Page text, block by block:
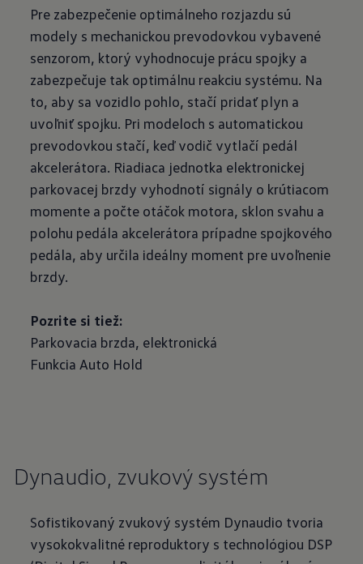
Pre zabezpečenie optimálneho rozjazdu sú
modely s mechanickou prevodovkou vybavené
senzorom, ktorý vyhodnocuje prácu spojky a
zabezpečuje tak optimálnu reakciu systému. Na
to, aby sa vozidlo pohlo, stačí pridať plyn a
uvoľniť spojku. Pri modeloch s automatickou
prevodovkou stačí, keď vodič vytlačí pedál
akcelerátora. Riadiaca jednotka elektronickej
parkovacej brzdy vyhodnotí signály o krútiacom
momente a počte otáčok motora, sklon svahu a
polohu pedála akcelerátora prípadne spojkového
pedála, aby určila ideálny moment pre uvoľnenie
brzdy.
Pozrite si tiež:
Parkovacia brzda, elektronická
Funkcia Auto Hold
Dynaudio, zvukový systém
Sofistikovaný zvukový systém Dynaudio tvoria
vysokokvalitné reproduktory s technológiou DSP